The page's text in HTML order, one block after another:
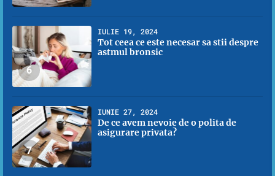
6
IULIE 19, 2024
Tot ceea ce este necesar sa stii despre
astmul bronsic
7
IUNIE 27, 2024
De ce avem nevoie de o polita de
asigurare privata?